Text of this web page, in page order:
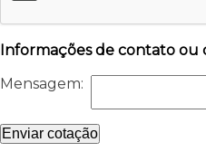
Informações de contato ou
Mensagem:
Enviar cotação